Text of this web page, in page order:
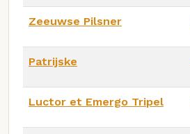
Zeeuwse Pilsner
Patrijske
Luctor et Emergo Tripel